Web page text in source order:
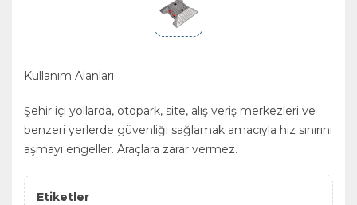
Kullanım Alanları
Şehir içi yollarda, otopark, site, alış veriş merkezleri ve
benzeri yerlerde güvenliği sağlamak amacıyla hız sınırını
aşmayı engeller. Araçlara zarar vermez.
Etiketler